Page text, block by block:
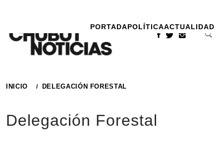
contenido
PORTADAPOLÍTICAACTUALIDAD
INICIO DELEGACIÓN FORESTAL
Delegación Forestal